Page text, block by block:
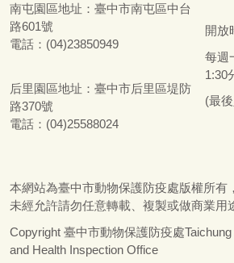
南屯園區地址： 臺中市南屯區中台
路601號
電話：(04)23850949
后里園區地址： 臺中市后里區堤防
路370號
電話：(04)25588024
開放
每週
1:30
(最
本網站為臺中市動物保護防疫處版權所有
未經允許請勿任意轉載、複製或做商業用
Copyright 臺中市動物保護防疫處
and Health Inspection Office